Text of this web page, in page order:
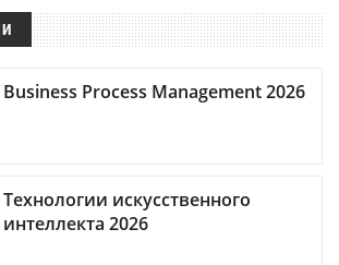
Business Process Management 2026
Технологии искусственного
интеллекта 2026